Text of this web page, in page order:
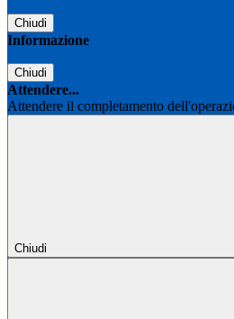
Chiudi
Informazione
Chiudi
Attendere...
Attendere il completamento
Chiudi